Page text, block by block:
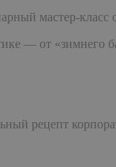
мастер-класс
— от «зимнего
рецепт